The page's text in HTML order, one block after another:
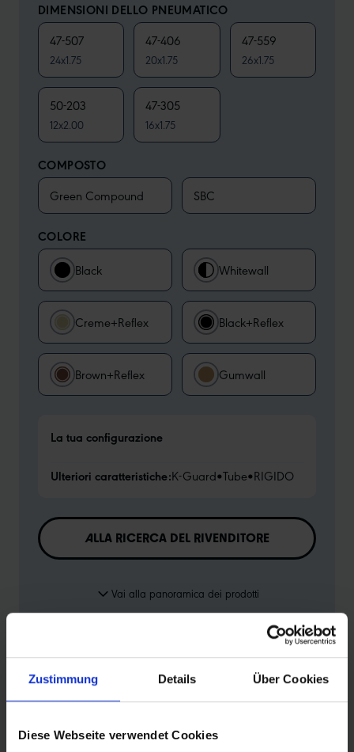
Zustimmung Details Über Cookies
Diese Webseite verwendet Cookies
DIMENSIONI DELLO PNEUMATICO
47-507
24x1.75
47-406
20x1.75
47-559
26x1.75
50-203
12x2.00
47-305
16x1.75
COMPOSTO
Green Compound SBC
COLORE
Black Whitewall
Creme+Reflex Black+Reflex
Brown+Reflex Gumwall
La tua configurazione
Ulteriori caratteristiche:K-Guard•Tube•RIGIDO
ALLA RICERCA DEL RIVENDITORE
Vai alla panoramica dei prodotti